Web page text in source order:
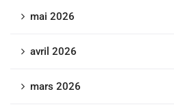
mai 2026
avril 2026
mars 2026